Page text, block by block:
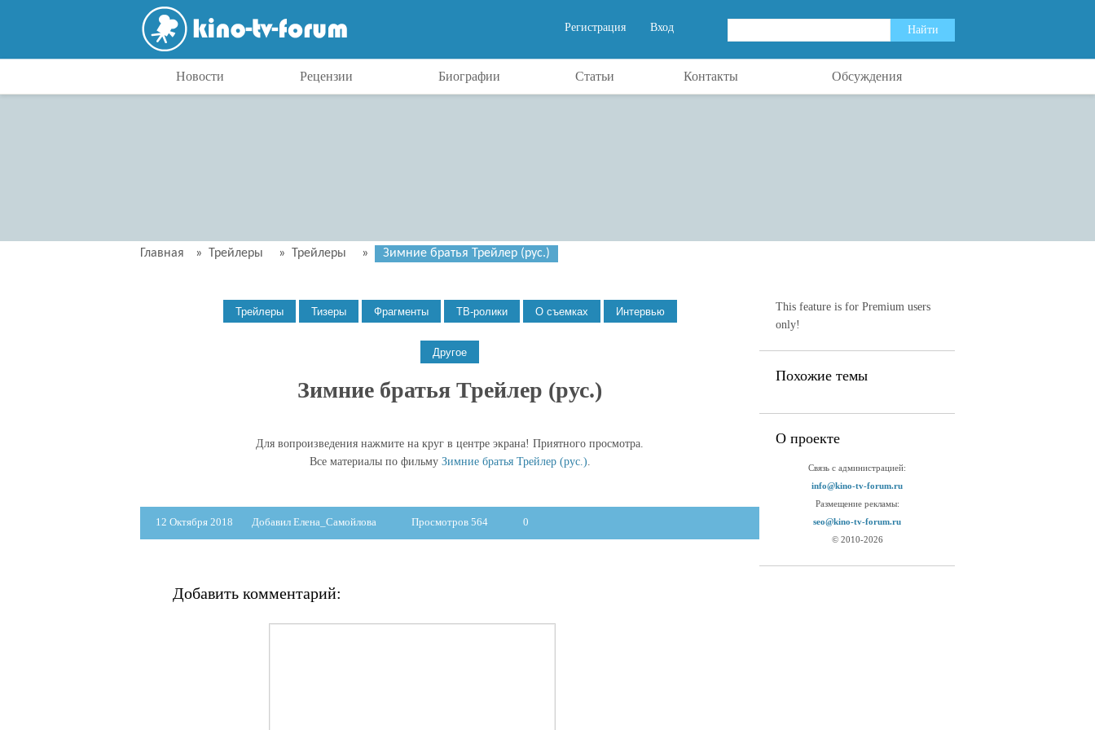
Вход
Регистрация
Новости Рецензии Биографии Статьи Контакты Обсуждения
Главная » Трейлеры » Трейлеры » Зимние братья Трейлер (рус.)
Зимние братья Трейлер (рус.)
Для вопроизведения нажмите на круг в центре экрана! Приятного просмотра.
Все материалы по фильму Зимние братья Трейлер (рус.).
12 Октября 2018 Добавил Елена_Самойлова Просмотров 564 0
Добавить комментарий:
This feature is for Premium users
only!
Похожие темы
О проекте
Связь с администрацией:
info@kino-tv-forum.ru
Размещение рекламы:
seo@kino-tv-forum.ru
© 2010-2026